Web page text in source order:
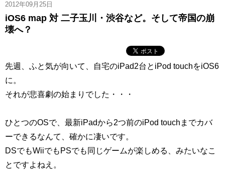
2012年09月25日
iOS6 map 対 二子玉川・渋谷など。そして帝国の崩
壊へ？
先週、ふと気が向いて、自宅のiPad2台とiPod touchをiOS6
に。
それが悲喜劇の始まりでした・・・
ひとつのOSで、最新iPadから2つ前のiPod touchまでカバ
ーできるなんて、確かに凄いです。
DSでもWiiでもPSでも同じゲームが楽しめる、みたいなこ
とですよねえ。